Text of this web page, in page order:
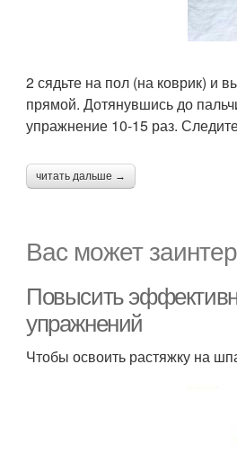
2 сядьте на пол (на коврик) и
прямой. Дотянувшись до
упражнение 10-15 раз.
читать дальше →
Вас может
Повысить
упражнений
Чтобы освоить растяжку на